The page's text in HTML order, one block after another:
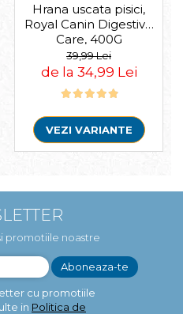
Hrana uscata pisici,
Royal Canin Digestive
Care, 400G
39,99 Lei
de la 34,99 Lei
VEZI VARIANTE
promotiile noastre
cu promotiile
in Politica de